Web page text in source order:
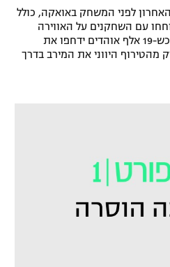
לפני המשחק באואקה, כולל
עם השחקנים על האווירה
החמה שצפויה להיות באולם, כש-19 אלף אוהדים ידחפו את
מהטירוף היווני את המירב בדרך